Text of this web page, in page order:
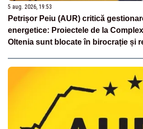
5 aug. 2026, 19:53
Petrișor Peiu (AUR) critică
energetice: Proiectele de la
Oltenia sunt blocate în birocrație și